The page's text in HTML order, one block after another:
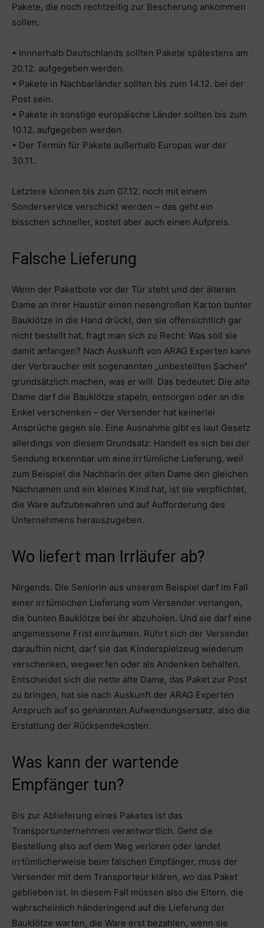
Pakete, die noch rechtzeitig zur Bescherung ankommen
sollen:
• Innnerhalb Deutschlands sollten Pakete spätestens am
20.12. aufgegeben werden.
• Pakete in Nachbarländer sollten bis zum 14.12. bei der
Post sein.
• Pakete in sonstige europäische Länder sollten bis zum
10.12. aufgegeben werden.
• Der Termin für Pakete außerhalb Europas war der
30.11..
Letztere können bis zum 07.12. noch mit einem
Sonderservice verschickt werden – das geht ein
bisschen schneller, kostet aber auch einen Aufpreis.
Falsche Lieferung
Wenn der Paketbote vor der Tür steht und der älteren
Dame an ihrer Haustür einen riesengroßen Karton bunter
Bauklötze in die Hand drückt, den sie offensichtlich gar
nicht bestellt hat, fragt man sich zu Recht: Was soll sie
damit anfangen? Nach Auskunft von ARAG Experten kann
der Verbraucher mit sogenannten „unbestellten Sachen“
grundsätzlich machen, was er will. Das bedeutet: Die alte
Dame darf die Bauklötze stapeln, entsorgen oder an die
Enkel verschenken – der Versender hat keinerlei
Ansprüche gegen sie. Eine Ausnahme gibt es laut Gesetz
allerdings von diesem Grundsatz: Handelt es sich bei der
Sendung erkennbar um eine irrtümliche Lieferung, weil
zum Beispiel die Nachbarin der alten Dame den gleichen
Nachnamen und ein kleines Kind hat, ist sie verpflichtet,
die Ware aufzubewahren und auf Aufforderung des
Unternehmens herauszugeben.
Wo liefert man Irrläufer ab?
Nirgends. Die Seniorin aus unserem Beispiel darf im Fall
einer irrtümlichen Lieferung vom Versender verlangen,
die bunten Bauklötze bei ihr abzuholen. Und sie darf eine
angemessene Frist einräumen. Rührt sich der Versender
daraufhin nicht, darf sie das Kinderspielzeug wiederum
verschenken, wegwerfen oder als Andenken behalten.
Entscheidet sich die nette alte Dame, das Paket zur Post
zu bringen, hat sie nach Auskunft der ARAG Experten
Anspruch auf so genannten Aufwendungsersatz, also die
Erstattung der Rücksendekosten.
Was kann der wartende
Empfänger tun?
Bis zur Ablieferung eines Paketes ist das
Transportunternehmen verantwortlich. Geht die
Bestellung also auf dem Weg verloren oder landet
irrtümlicherweise beim falschen Empfänger, muss der
Versender mit dem Transporteur klären, wo das Paket
geblieben ist. In diesem Fall müssen also die Eltern, die
wahrscheinlich händeringend auf die Lieferung der
Bauklötze warten, die Ware erst bezahlen, wenn sie